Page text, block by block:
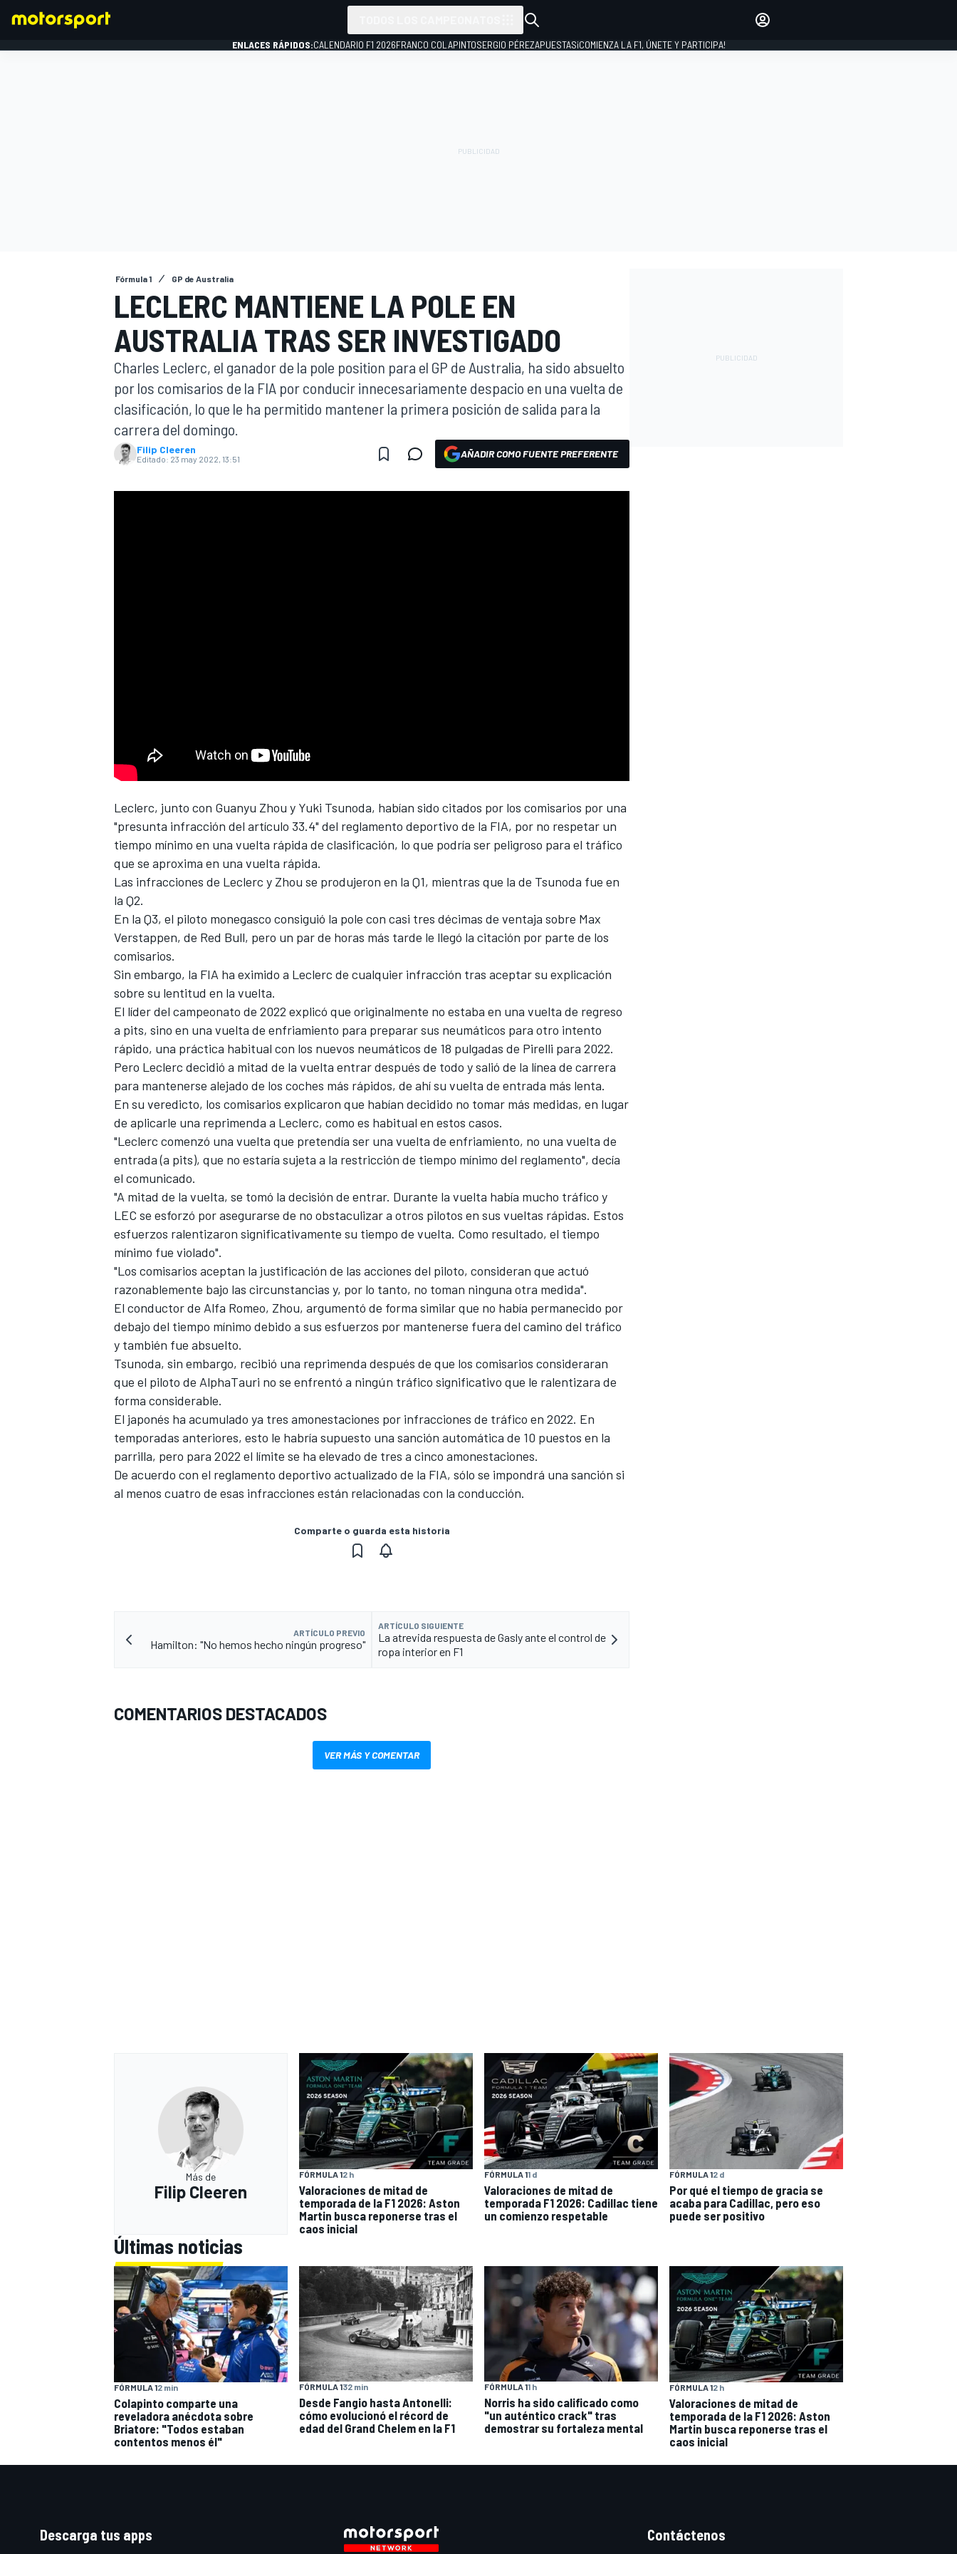
INDYCAR
NASCAR CUP
FÓRMULA E
INICIAR SESIÓN
ENLACES RÁPIDOS:CALENDARIO F1 2026FRANCO COLAPINTOSERGIO PÉREZAPUESTAS¡COMIENZA LA F1, ÚNETE Y PARTICIPA!
Fórmula 1 GP de Australia
LECLERC MANTIENE LA POLE EN
AUSTRALIA TRAS SER INVESTIGADO
Charles Leclerc, el ganador de la pole position para el GP de Australia, ha sido absuelto
por los comisarios de la FIA por conducir innecesariamente despacio en una vuelta de
clasificación, lo que le ha permitido mantener la primera posición de salida para la
carrera del domingo.
Filip Cleeren
Editado: 23 may 2022, 13:51 AÑADIR COMO FUENTE PREFERENTE
Leclerc, junto con Guanyu Zhou y Yuki Tsunoda, habían sido citados por los comisarios por una
"presunta infracción del artículo 33.4" del reglamento deportivo de la FIA, por no respetar un
tiempo mínimo en una vuelta rápida de clasificación, lo que podría ser peligroso para el tráfico
que se aproxima en una vuelta rápida.
Las infracciones de Leclerc y Zhou se produjeron en la Q1, mientras que la de Tsunoda fue en
la Q2.
En la Q3, el piloto monegasco consiguió la pole con casi tres décimas de ventaja sobre Max
Verstappen, de Red Bull, pero un par de horas más tarde le llegó la citación por parte de los
comisarios.
Sin embargo, la FIA ha eximido a Leclerc de cualquier infracción tras aceptar su explicación
sobre su lentitud en la vuelta.
El líder del campeonato de 2022 explicó que originalmente no estaba en una vuelta de regreso
a pits, sino en una vuelta de enfriamiento para preparar sus neumáticos para otro intento
rápido, una práctica habitual con los nuevos neumáticos de 18 pulgadas de Pirelli para 2022.
Pero Leclerc decidió a mitad de la vuelta entrar después de todo y salió de la línea de carrera
para mantenerse alejado de los coches más rápidos, de ahí su vuelta de entrada más lenta.
En su veredicto, los comisarios explicaron que habían decidido no tomar más medidas, en lugar
de aplicarle una reprimenda a Leclerc, como es habitual en estos casos.
"Leclerc comenzó una vuelta que pretendía ser una vuelta de enfriamiento, no una vuelta de
entrada (a pits), que no estaría sujeta a la restricción de tiempo mínimo del reglamento", decía
el comunicado.
"A mitad de la vuelta, se tomó la decisión de entrar. Durante la vuelta había mucho tráfico y
LEC se esforzó por asegurarse de no obstaculizar a otros pilotos en sus vueltas rápidas. Estos
esfuerzos ralentizaron significativamente su tiempo de vuelta. Como resultado, el tiempo
mínimo fue violado".
"Los comisarios aceptan la justificación de las acciones del piloto, consideran que actuó
razonablemente bajo las circunstancias y, por lo tanto, no toman ninguna otra medida".
El conductor de Alfa Romeo, Zhou, argumentó de forma similar que no había permanecido por
debajo del tiempo mínimo debido a sus esfuerzos por mantenerse fuera del camino del tráfico
y también fue absuelto.
Tsunoda, sin embargo, recibió una reprimenda después de que los comisarios consideraran
que el piloto de AlphaTauri no se enfrentó a ningún tráfico significativo que le ralentizara de
forma considerable.
El japonés ha acumulado ya tres amonestaciones por infracciones de tráfico en 2022. En
temporadas anteriores, esto le habría supuesto una sanción automática de 10 puestos en la
parrilla, pero para 2022 el límite se ha elevado de tres a cinco amonestaciones.
De acuerdo con el reglamento deportivo actualizado de la FIA, sólo se impondrá una sanción si
al menos cuatro de esas infracciones están relacionadas con la conducción.
Comparte o guarda esta historia
ARTÍCULO PREVIO
Hamilton: "No hemos hecho ningún progreso"
ARTÍCULO SIGUIENTE
La atrevida respuesta de Gasly ante el control de
ropa interior en F1
COMENTARIOS DESTACADOS
VER MÁS Y COMENTAR
Más de
Filip Cleeren
FÓRMULA 12 h
Valoraciones de mitad de
temporada de la F1 2026: Aston
Martin busca reponerse tras el
caos inicial
FÓRMULA 11 d
Valoraciones de mitad de
temporada F1 2026: Cadillac tiene
un comienzo respetable
FÓRMULA 12 d
Por qué el tiempo de gracia se
acaba para Cadillac, pero eso
puede ser positivo
Últimas noticias
FÓRMULA 12 min
Colapinto comparte una
reveladora anécdota sobre
Briatore: "Todos estaban
contentos menos él"
FÓRMULA 132 min
Desde Fangio hasta Antonelli:
cómo evolucionó el récord de
edad del Grand Chelem en la F1
FÓRMULA 11 h
Norris ha sido calificado como
"un auténtico crack" tras
demostrar su fortaleza mental
FÓRMULA 12 h
Valoraciones de mitad de
temporada de la F1 2026: Aston
Martin busca reponerse tras el
caos inicial
Descarga tus apps Contáctenos